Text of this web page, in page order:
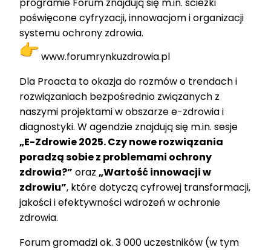
poświęcone cyfryzacji, innowacjom i organizacji
systemu ochrony zdrowia.
www.forumrynkuzdrowia.pl
Dla Proacta to okazja do rozmów o trendach i
rozwiązaniach bezpośrednio związanych z
naszymi projektami w obszarze e-zdrowia i
diagnostyki. W agendzie znajdują się m.in. sesje
„E-Zdrowie 2025. Czy nowe rozwiązania
poradzą sobie z problemami ochrony
zdrowia?” oraz „Wartość innowacji w
zdrowiu”, które dotyczą cyfrowej transformacji,
jakości i efektywności wdrożeń w ochronie
zdrowia.
Forum gromadzi ok. 3 000 uczestników (w tym